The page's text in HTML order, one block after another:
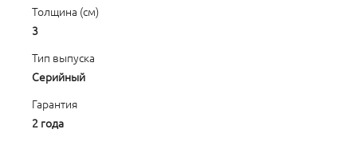
Толщина (см)
3
Тип выпуска
Серийный
Гарантия
2 года